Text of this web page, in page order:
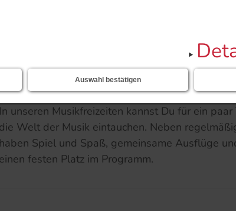
Auswahl bestätigen
Musikfreizeiten
In unseren Musikfreizeiten kannst Du für ein paar
die Welt der Musik eintauchen. Neben
haben Spiel und Spaß, gemeinsame Ausflüge
einen festen Platz im Programm.